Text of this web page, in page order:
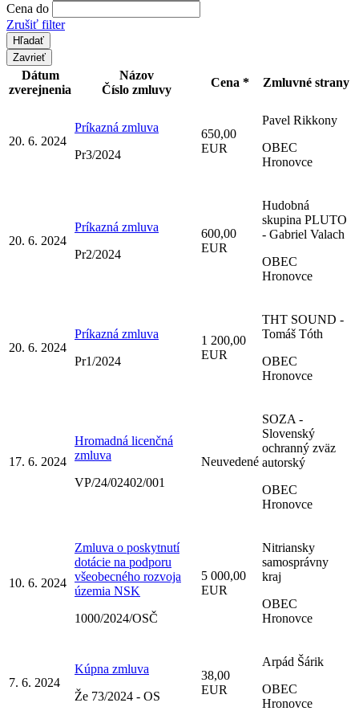
Cena do
Zrušiť filter
Zavrieť
Dátum
zverejnenia
Názov
Číslo zmluvy
Cena * Zmluvné strany
20. 6. 2024
Príkazná zmluva
Pr3/2024
650,00
EUR
Pavel Rikkony
OBEC
Hronovce
20. 6. 2024
Príkazná zmluva
Pr2/2024
600,00
EUR
Hudobná
skupina PLUTO
- Gabriel Valach
OBEC
Hronovce
20. 6. 2024
Príkazná zmluva
Pr1/2024
1 200,00
EUR
THT SOUND -
Tomáš Tóth
OBEC
Hronovce
17. 6. 2024
Hromadná licenčná
zmluva
VP/24/02402/001
Neuvedené
SOZA -
Slovenský
ochranný zväz
autorský
OBEC
Hronovce
10. 6. 2024
Zmluva o poskytnutí
dotácie na podporu
všeobecného rozvoja
územia NSK
1000/2024/OSČ
5 000,00
EUR
Nitriansky
samosprávny
kraj
OBEC
Hronovce
7. 6. 2024
Kúpna zmluva
Že 73/2024 - OS
38,00
EUR
Arpád Šárik
OBEC
Hronovce